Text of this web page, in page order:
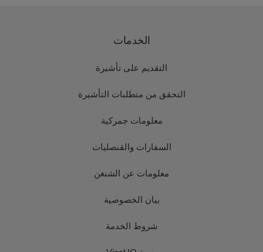
الخدمات
التقديم على تأشيرة
التحقق من متطلبات التأشيرة
معلومات جمركية
السفارات والقنصليات
معلومات عن الشنغن
بيان الخصوصية
شروط الخدمة